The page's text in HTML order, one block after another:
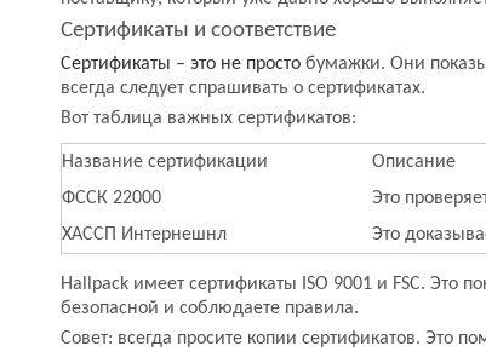
Сертификаты и соответствие
Сертификаты – это не просто бумажки. Они
всегда следует спрашивать о сертификатах.
Вот таблица важных сертификатов:
Название сертификации
Описание
ФССК 22000
Это
ХАССП Интернешнл
Это
Hallpack имеет сертификаты ISO 9001 и FSC. Это
безопасной и соблюдаете правила.
Совет: всегда просите копии сертификатов. Это